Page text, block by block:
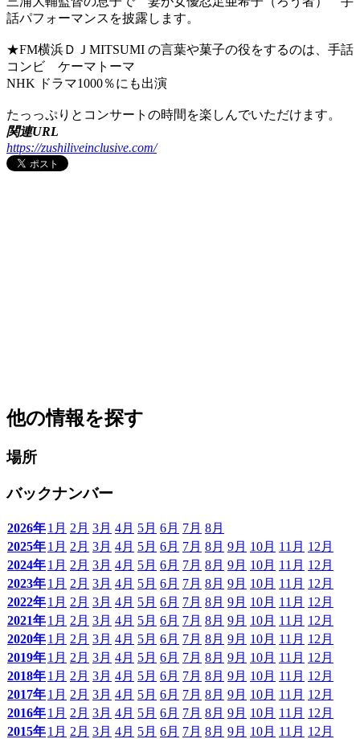
話パフォーマンスを披露します。
★FM横浜ＤＪMITSUMI の言葉や菓子の役をするのは、手話
コンビ ケーマトーマ
NHK ドラマ1000％にも出演
たっっぷりとコンサートの時間を楽しんでいただけます。
関連URL
https://zushiliveinclusive.com/
他の情報を探す
場所
バックナンバー
2026年1月 2月 3月 4月 5月 6月 7月 8月
2025年1月 2月 3月 4月 5月 6月 7月 8月 9月 10月 11月 12月
2024年1月 2月 3月 4月 5月 6月 7月 8月 9月 10月 11月 12月
2023年1月 2月 3月 4月 5月 6月 7月 8月 9月 10月 11月 12月
2022年1月 2月 3月 4月 5月 6月 7月 8月 9月 10月 11月 12月
2021年1月 2月 3月 4月 5月 6月 7月 8月 9月 10月 11月 12月
2020年1月 2月 3月 4月 5月 6月 7月 8月 9月 10月 11月 12月
2019年1月 2月 3月 4月 5月 6月 7月 8月 9月 10月 11月 12月
2018年1月 2月 3月 4月 5月 6月 7月 8月 9月 10月 11月 12月
2017年1月 2月 3月 4月 5月 6月 7月 8月 9月 10月 11月 12月
2016年1月 2月 3月 4月 5月 6月 7月 8月 9月 10月 11月 12月
2015年1月 2月 3月 4月 5月 6月 7月 8月 9月 10月 11月 12月